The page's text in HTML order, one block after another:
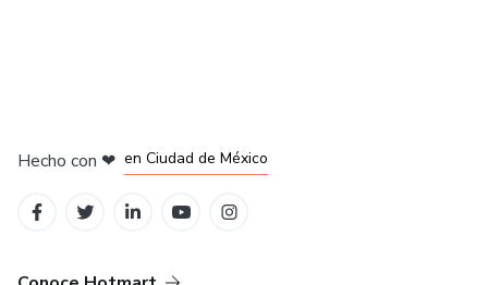
Hecho con ❤ en Ciudad de México